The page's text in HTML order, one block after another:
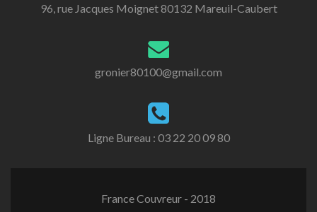
96, rue Jacques Moignet 80132 Mareuil-Caubert
gronier80100@gmail.com
Ligne Bureau : 03 22 20 09 80
France Couvreur - 2018